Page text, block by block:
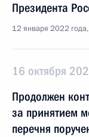
Президента
12 января 2022
16 октября
Продолжен
за принятием
перечня